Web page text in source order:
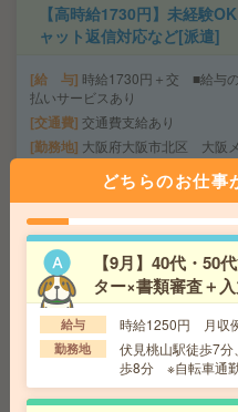
【高時給1730円】未経験
ャット返信対応など[派遣]
給 与 時給1730円＋交 ■給与
払いサービスあり
交通費 交通費支給あり
勤務地 大阪府大阪市北区 大阪
田駅徒歩4分、大阪環状線 大阪駅
完全在宅可＊未経験OK！
で対応履歴入力など事務[派
給 与
時給1500円＋交 【月
給与の前払いが可能な速払いサー
交通費 交通費支給あり
勤務地 大阪府大阪市北区 大阪
分、大阪メトロ御堂筋線 梅田駅徒
どちらのお仕事
【9月】40代・50
ター×書類審査＋
給与 時給1250円 月収
勤務地
伏見桃山駅徒歩7
歩8分 ※自転車通
あり）